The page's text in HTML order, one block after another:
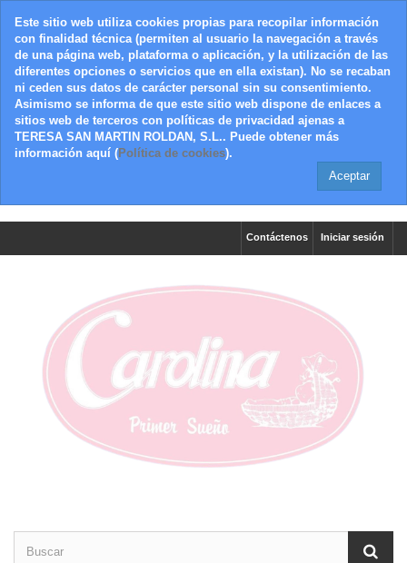
Este sitio web utiliza cookies propias para recopilar información
con finalidad técnica (permiten al usuario la navegación a través
de una página web, plataforma o aplicación, y la utilización de las
diferentes opciones o servicios que en ella existan). No se recaban
ni ceden sus datos de carácter personal sin su consentimiento.
Asimismo se informa de que este sitio web dispone de enlaces a
sitios web de terceros con políticas de privacidad ajenas a
TERESA SAN MARTIN ROLDAN, S.L.. Puede obtener más
información aquí (Política de cookies).
Aceptar
Iniciar sesión
Contáctenos